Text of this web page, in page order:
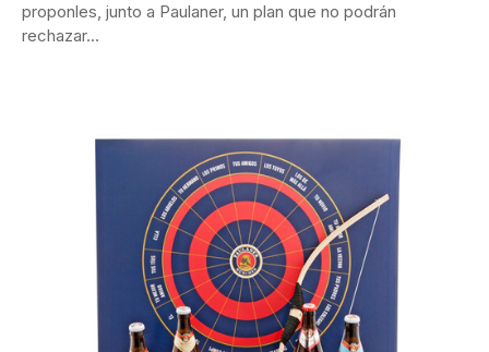
proponles, junto a Paulaner, un plan que no podrán
rechazar…